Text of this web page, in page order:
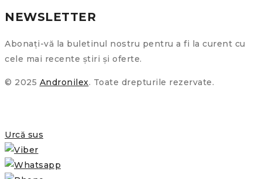
NEWSLETTER
Abonați-vă la buletinul nostru pentru a fi la curent cu
cele mai recente știri și oferte.
© 2025 Andronilex. Toate drepturile rezervate.
Urcă sus